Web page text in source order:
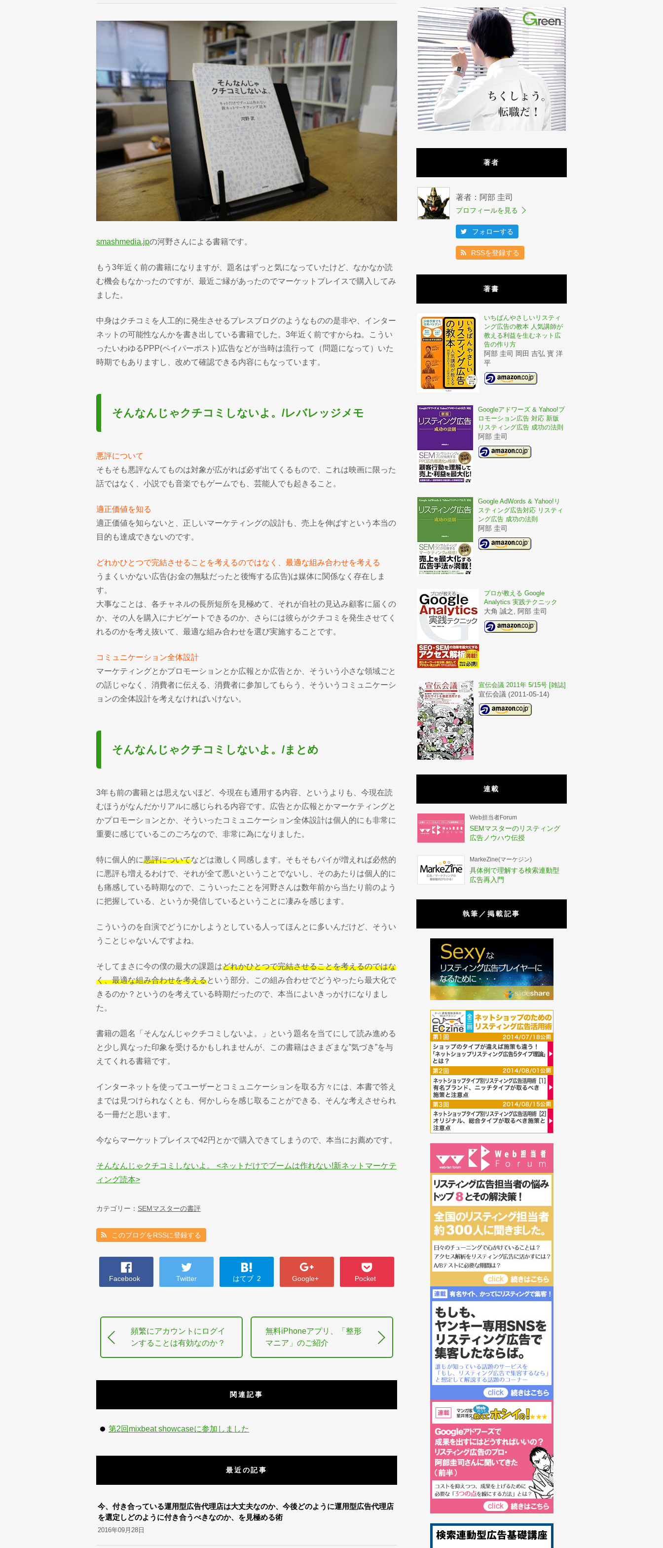
smashmedia.jpの河野さんによる書籍です。
もう3年近く前の書籍になりますが、題名はずっと気になっていたけど、なかなか読
む機会もなかったのですが、最近ご縁があったのでマーケットプレイスで購入してみ
ました。
中身はクチコミを人工的に発生させるプレスブログのようなものの是非や、インター
ネットの可能性なんかを書き出している書籍でした。3年近く前ですからね。こうい
ったいわゆるPPP(ペイパーポスト)広告などが当時は流行って（問題になって）いた
時期でもありますし、改めて確認できる内容にもなっています。
そんなんじゃクチコミしないよ。/レバレッジメモ
悪評について
そもそも悪評なんてものは対象が広がれば必ず出てくるもので、これは映画に限った
話ではなく、小説でも音楽でもゲームでも、芸能人でも起きること。
適正価値を知る
適正価値を知らないと、正しいマーケティングの設計も、売上を伸ばすという本当の
目的も達成できないのです。
どれかひとつで完結させることを考えるのではなく、最適な組み合わせを考える
うまくいかない広告(お金の無駄だったと後悔する広告)は媒体に関係なく存在しま
す。
大事なことは、各チャネルの長所短所を見極めて、それが自社の見込み顧客に届くの
か、その人を購入にナビゲートできるのか、さらには彼らがクチコミを発生させてく
れるのかを考え抜いて、最適な組み合わせを選び実施することです。
コミュニケーション全体設計
マーケティングとかプロモーションとか広報とか広告とか、そういう小さな領域ごと
の話じゃなく、消費者に伝える、消費者に参加してもらう、そういうコミュニケーシ
ョンの全体設計を考えなければいけない。
そんなんじゃクチコミしないよ。/まとめ
3年も前の書籍とは思えないほど、今現在も通用する内容、というよりも、今現在読
むほうがなんだかリアルに感じられる内容です。広告とか広報とかマーケティングと
かプロモーションとか、そういったコミュニケーション全体設計は個人的にも非常に
重要に感じているこのごろなので、非常に為になりました。
特に個人的に悪評についてなどは激しく同感します。そもそもパイが増えれば必然的
に悪評も増えるわけで、それが全て悪いということでないし、そのあたりは個人的に
も痛感している時期なので、こういったことを河野さんは数年前から当たり前のよう
に把握している、というか発信しているということに凄みを感じます。
こういうのを自演でどうにかしようとしている人ってほんとに多いんだけど、そうい
うことじゃないんですよね。
そしてまさに今の僕の最大の課題はどれかひとつで完結させることを考えるのではな
く、最適な組み合わせを考えるという部分。この組み合わせでどうやったら最大化で
きるのか？というのを考えている時期だったので、本当によいきっかけになりまし
た。
書籍の題名「そんなんじゃクチコミしないよ。」という題名を当てにして読み進める
と少し異なった印象を受けるかもしれませんが、この書籍はさまざまな”気づき”を与
えてくれる書籍です。
インターネットを使ってユーザーとコミュニケーションを取る方々には、本書で答え
までは見つけられなくとも、何かしらを感じ取ることができる、そんな考えさせられ
る一冊だと思います。
今ならマーケットプレイスで42円とかで購入できてしまうので、本当にお薦めです。
そんなんじゃクチコミしないよ。 <ネットだけでブームは作れない!新ネットマーケテ
ィング読本>
カテゴリー： SEMマスターの書評
このブログをRSSに登録する
Facebook Twitter はてブ 2 Google+ Pocket
頻繁にアカウントにログイ
ンすることは有効なのか？
無料iPhoneアプリ、「整形
マニア」のご紹介
関連記事
第2回mixbeat showcaseに参加しました
最近の記事
今、付き合っている運用型広告代理店は大丈夫なのか、今後どのように運用型広告代理店
を選定しどのように付き合うべきなのか、を見極める術
2016年09月28日
著者
著者：阿部 圭司
プロフィールを見る
フォローする
RSSを登録する
著書
いちばんやさしいリスティ
ング広告の教本 人気講師が
教える利益を生むネット広
告の作り方
阿部 圭司 岡田 吉弘 寳 洋
平
Googleアドワーズ & Yahoo!プ
ロモーション広告 対応 新版
リスティング広告 成功の法則
阿部 圭司
Google AdWords & Yahoo!リ
スティング広告対応 リスティ
ング広告 成功の法則
阿部 圭司
プロが教える Google
Analytics 実践テクニック
大角 誠之, 阿部 圭司
宣伝会議 2011年 5/15号 [雑誌]
宣伝会議 (2011-05-14)
連載
Web担当者Forum
SEMマスターのリスティング
広告ノウハウ伝授
MarkeZine(マーケジン)
具体例で理解する検索連動型
広告再入門
執筆／掲載記事